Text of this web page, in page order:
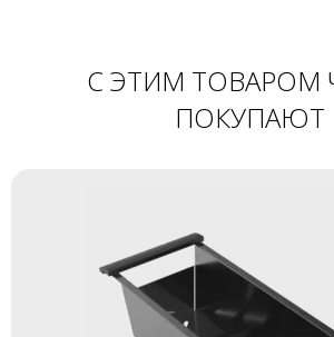
С ЭТИМ ТОВАРОМ
ПОКУПАЮТ